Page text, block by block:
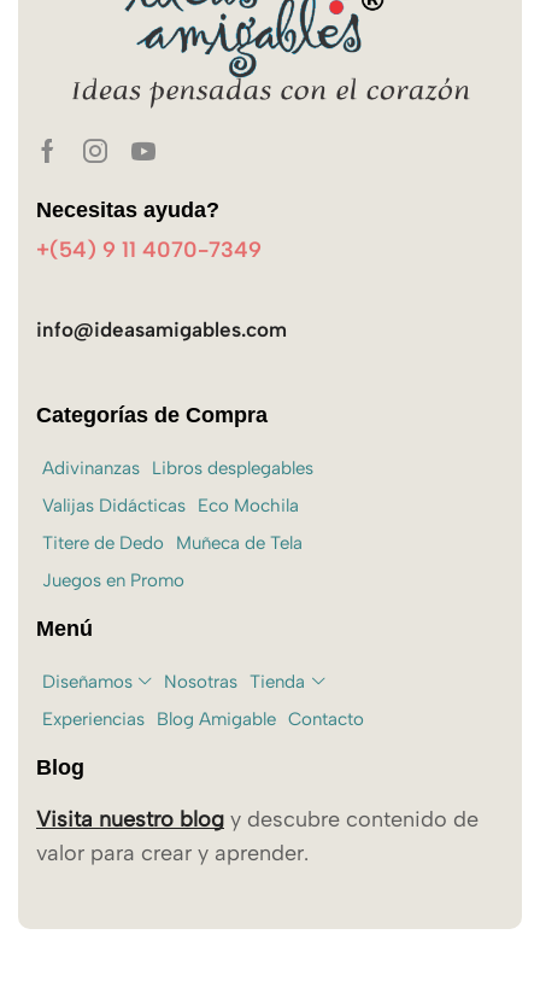
Necesitas ayuda?
+(54) 9 11 4070-7349
info@ideasamigables.com
Categorías de Compra
Adivinanzas
Libros desplegables
Valijas Didácticas
Eco Mochila
Titere de Dedo
Muñeca de Tela
Juegos en Promo
Menú
Diseñamos Nosotras Tienda
Experiencias
Blog Amigable Contacto
Blog
Visita nuestro blog y descubre contenido de
valor para crear y aprender.